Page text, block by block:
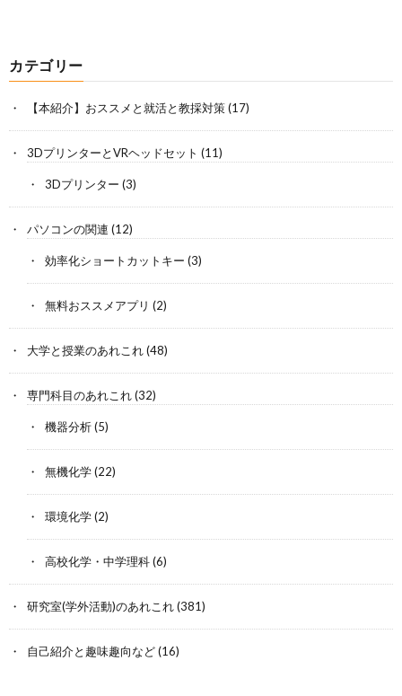
カテゴリー
【本紹介】おススメと就活と教採対策(17)
3DプリンターとVRヘッドセット (11)
3Dプリンター (3)
パソコンの関連 (12)
効率化ショートカットキー (3)
無料おススメアプリ (2)
大学と授業のあれこれ(48)
専門科目のあれこれ(32)
機器分析(5)
無機化学(22)
環境化学(2)
高校化学・中学理科(6)
研究室(学外活動)のあれこれ(381)
自己紹介と趣味趣向など(16)